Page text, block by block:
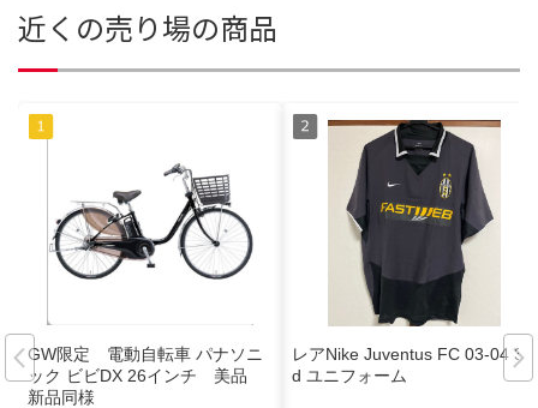
近くの売り場の商品
GW限定 電動自転車 パナソニ
ック ビビDX 26インチ 美品
新品同様
レアNike Juventus FC 03-04 3r
d ユニフォーム